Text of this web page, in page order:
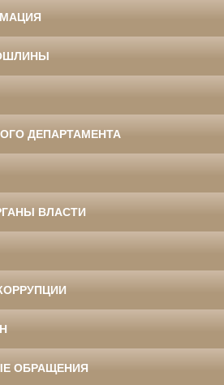
ДЕПАРТАМЕНТА
ВЛАСТИ
ОБРАЩЕНИЯ